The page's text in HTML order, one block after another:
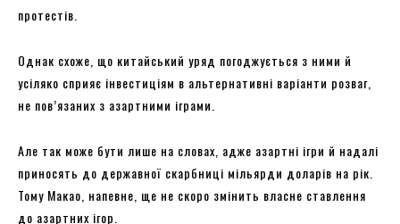
протестів.
Однак схоже, що китайський уряд погоджується з ними й
усіляко сприяє інвестиціям в альтернативні варіанти розваг,
не пов’язаних з азартними іграми.
Але так може бути лише на словах, адже азартні ігри й надалі
приносять до державної скарбниці мільярди доларів на рік.
Тому Макао, напевне, ще не скоро змінить власне ставлення
до азартних ігор.